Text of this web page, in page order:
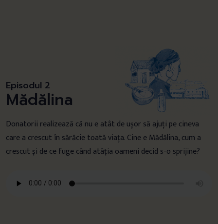
Episodul 2
Mădălina
Donatorii realizează că nu e atât de ușor să ajuți pe cineva
care a crescut în sărăcie toată viața. Cine e Mădălina, cum a
crescut și de ce fuge când atâția oameni decid s-o sprijine?